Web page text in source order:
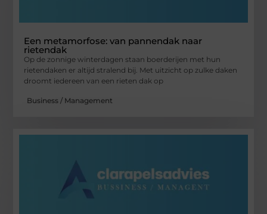
Een metamorfose: van pannendak naar
rietendak
Op de zonnige winterdagen staan boerderijen met hun
rietendaken er altijd stralend bij. Met uitzicht op zulke daken
droomt iedereen van een rieten dak op
Business / Management